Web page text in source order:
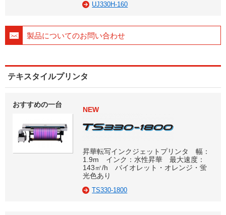
UJ330H-160
製品についてのお問い合わせ
テキスタイルプリンタ
おすすめの一台
NEW
昇華転写インクジェットプリンタ 幅：
1.9m インク：水性昇華 最大速度：
143㎡/h バイオレット・オレンジ・蛍
光色あり
TS330-1800